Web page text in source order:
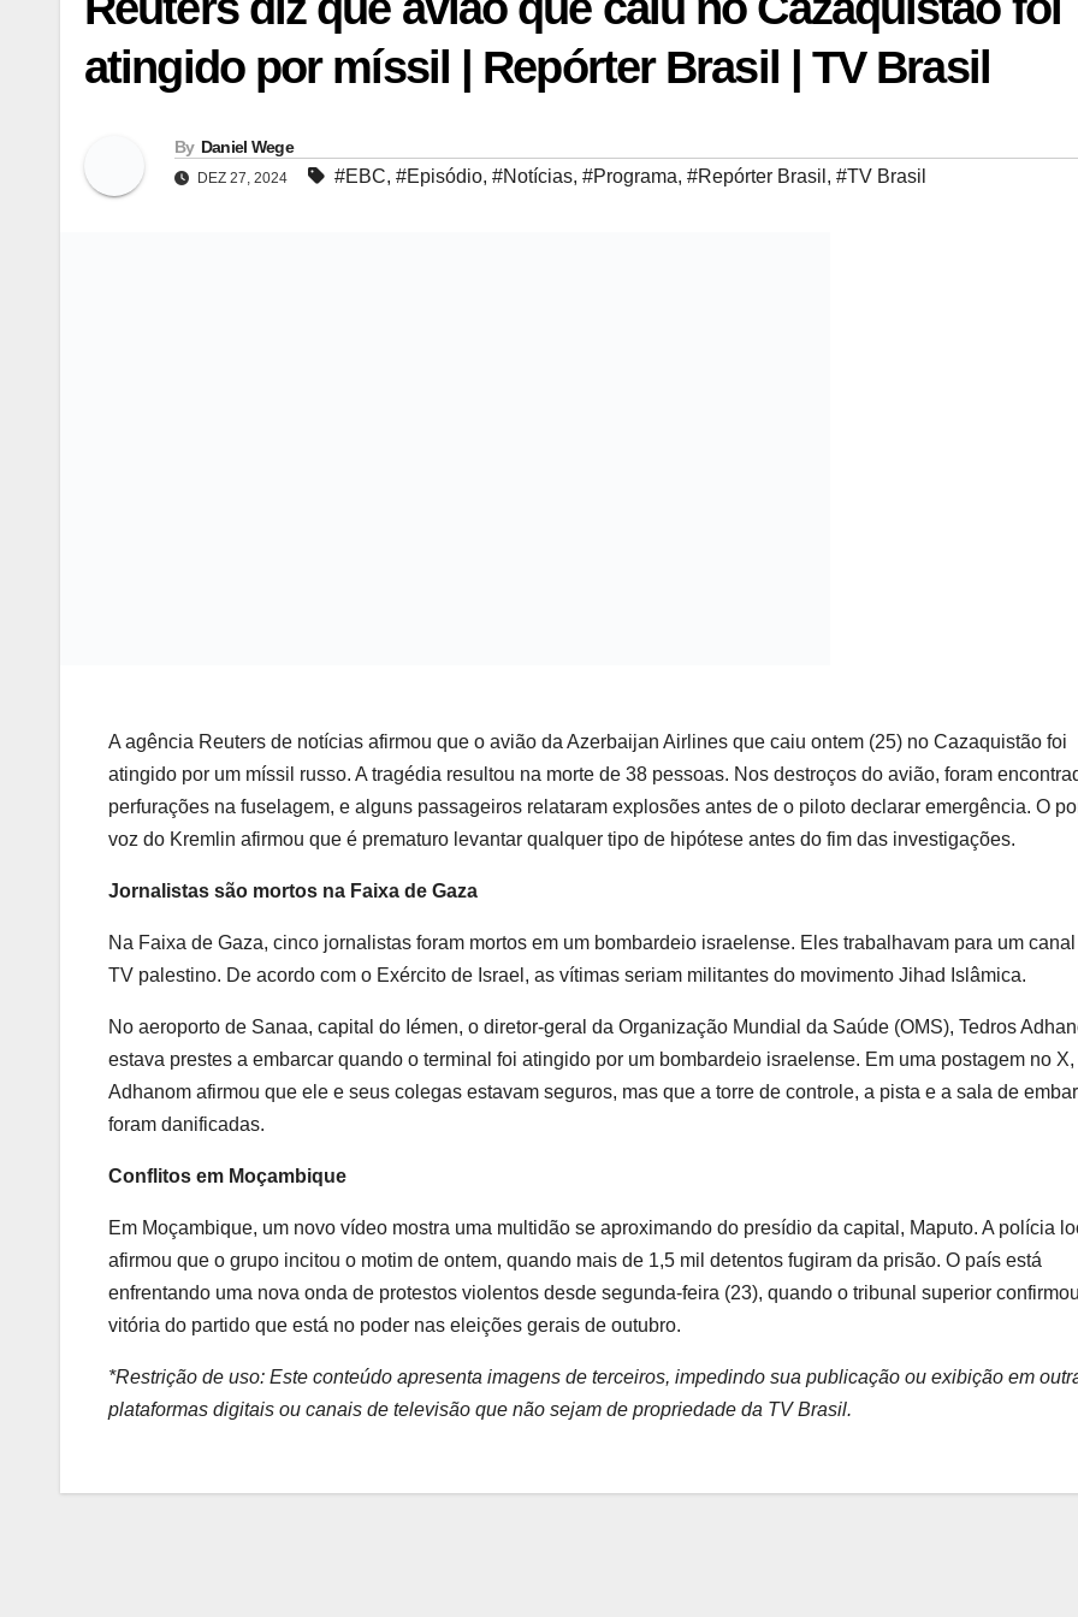
atingido por míssil | Repórter Brasil | TV Brasil
By Daniel Wege
DEZ 27, 2024 #EBC, #Episódio, #Notícias, #Programa, #Repórter Brasil , #TV Brasil
A agência Reuters de notícias afirmou que o avião da Azerbaijan Airlines que caiu ontem (25) no Cazaquistão foi
atingido por um míssil russo. A tragédia resultou na morte de 38 pessoas. Nos destroços do avião, foram
perfurações na fuselagem, e alguns passageiros relataram explosões antes de o piloto declarar emergência. O
voz do Kremlin afirmou que é prematuro levantar qualquer tipo de hipótese antes do fim das investigações.
Jornalistas são mortos na Faixa de Gaza
Na Faixa de Gaza, cinco jornalistas foram mortos em um bombardeio israelense. Eles trabalhavam para um
TV palestino. De acordo com o Exército de Israel, as vítimas seriam militantes do movimento Jihad Islâmica.
No aeroporto de Sanaa, capital do Iémen, o diretor-geral da Organização Mundial da Saúde (OMS), Tedros
estava prestes a embarcar quando o terminal foi atingido por um bombardeio israelense. Em uma postagem no X,
Adhanom afirmou que ele e seus colegas estavam seguros, mas que a torre de controle, a pista e a sala de
foram danificadas.
Conflitos em Moçambique
Em Moçambique, um novo vídeo mostra uma multidão se aproximando do presídio da capital, Maputo. A polícia
afirmou que o grupo incitou o motim de ontem, quando mais de 1,5 mil detentos fugiram da prisão. O país está
enfrentando uma nova onda de protestos violentos desde segunda-feira (23), quando o tribunal superior
vitória do partido que está no poder nas eleições gerais de outubro.
*Restrição de uso: Este conteúdo apresenta imagens de terceiros, impedindo sua publicação ou exibição em
plataformas digitais ou canais de televisão que não sejam de propriedade da TV Brasil.